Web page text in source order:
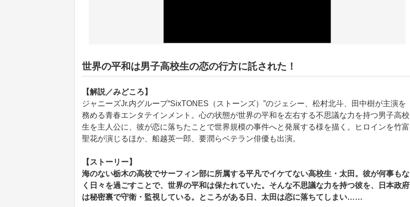
世界の平和は男子高校生の恋の行方に託された！
【解説／みどころ】
ジャニーズJr.内グループ“SixTONES（ストーンズ）”のジェシー、松村北斗、田中樹が主演を
務める青春エンタテインメント。心の状態が世界の平和を左右する不思議な力を持つ男子高校
生を主人公に、彼が恋に落ちたことで世界規模の事件へと発展する様を描く。ヒロインを竹富
聖花が演じるほか、船越英一郎、要潤らベテラン俳優も出演。
【ストーリー】
海のない栃木の高校でサーフィン部に所属する平凡でイケてない高校生・太田。彼が何事もな
く日々を過ごすことで、世界の平和は保たれていた。そんな不思議な力を持つ彼を、日本政府
は秘密裏で守衛・監視している。ところがある日、太田は恋に落ちてしまい……